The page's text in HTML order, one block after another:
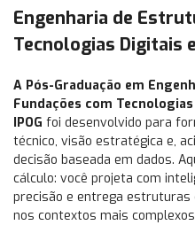
Engenharia de
Tecnologias Digitais
A Pós-Graduação em
Fundações com
IPOG foi desenvolvido para
técnico, visão estratégica e,
decisão baseada em dados.
cálculo: você projeta com
precisão e entrega estruturas
nos contextos mais